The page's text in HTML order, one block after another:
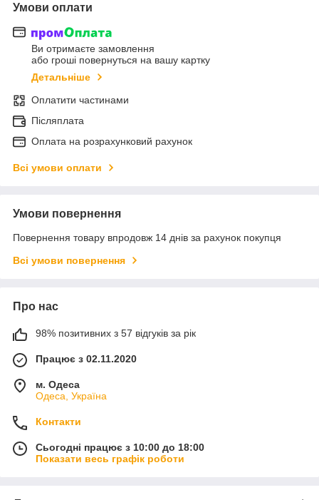
Умови оплати
Ви отримаєте замовлення
або гроші повернуться на вашу картку
Детальніше
Оплатити частинами
Післяплата
Оплата на розрахунковий рахунок
Всі умови оплати
Умови повернення
Повернення товару впродовж 14 днів за рахунок покупця
Всі умови повернення
Про нас
98% позитивних з 57 відгуків за рік
Працює з 02.11.2020
м. Одеса
Одеса, Україна
Контакти
Сьогодні працює з 10:00 до 18:00
Показати весь графік роботи